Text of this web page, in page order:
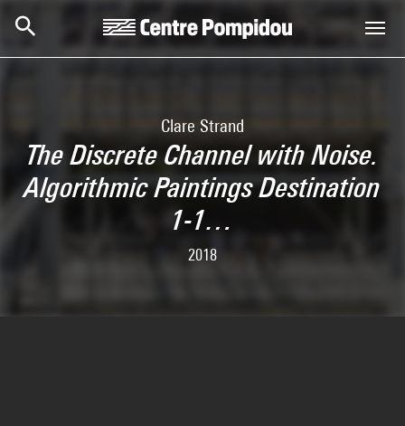
Clare Strand
The Discrete Channel with Noise.
Algorithmic Paintings Destination
1-1…
2018